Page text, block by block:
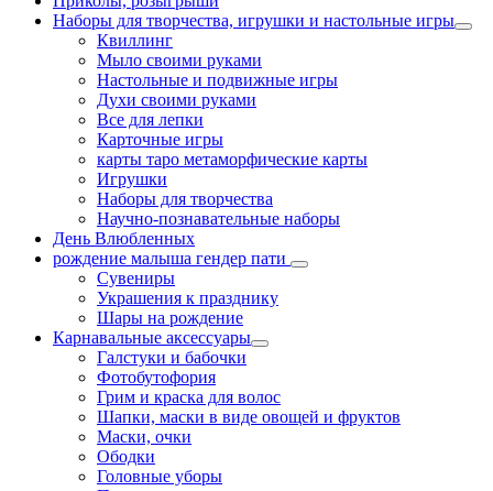
Наборы для творчества, игрушки и настольные игры
Квиллинг
Мыло своими руками
Настольные и подвижные игры
Духи своими руками
Все для лепки
Карточные игры
карты таро метаморфические карты
Игрушки
Наборы для творчества
Научно-познавательные наборы
День Влюбленных
рождение малыша гендер пати
Сувениры
Украшения к празднику
Шары на рождение
Карнавальные аксессуары
Галстуки и бабочки
Фотобутофория
Грим и краска для волос
Шапки, маски в виде овощей и фруктов
Маски, очки
Ободки
Головные уборы